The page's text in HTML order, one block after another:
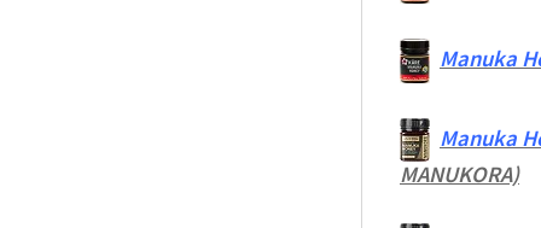
Manuka
Manuka
MANUKORA)